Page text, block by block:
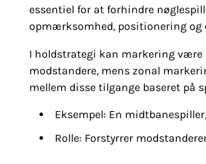
essentiel for at forhindre
opmærksomhed, positionering og
I holdstrategi kan markering
modstandere, mens zonal
mellem disse tilgange baseret på
Eksempel: En
Rolle: Forstyrrer